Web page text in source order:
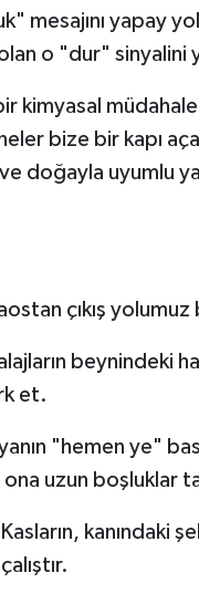
mesajını yapay
o "dur" sinyalini
kimyasal
bize bir kapı
doğayla uyumlu
çıkış
beynindeki
et.
"hemen ye"
uzun boşluklar
kanındaki